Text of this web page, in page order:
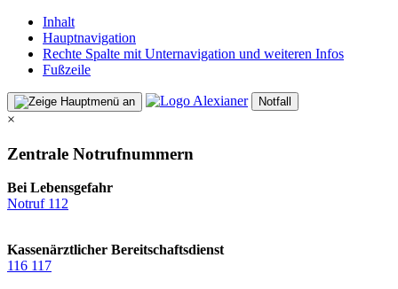
Inhalt
Hauptnavigation
Rechte Spalte mit Unternavigation und weiteren Infos
Fußzeile
Notfall
×
Zentrale Notrufnummern
Bei Lebensgefahr
Notruf 112
Kassenärztlicher Bereitschaftsdienst
116 117